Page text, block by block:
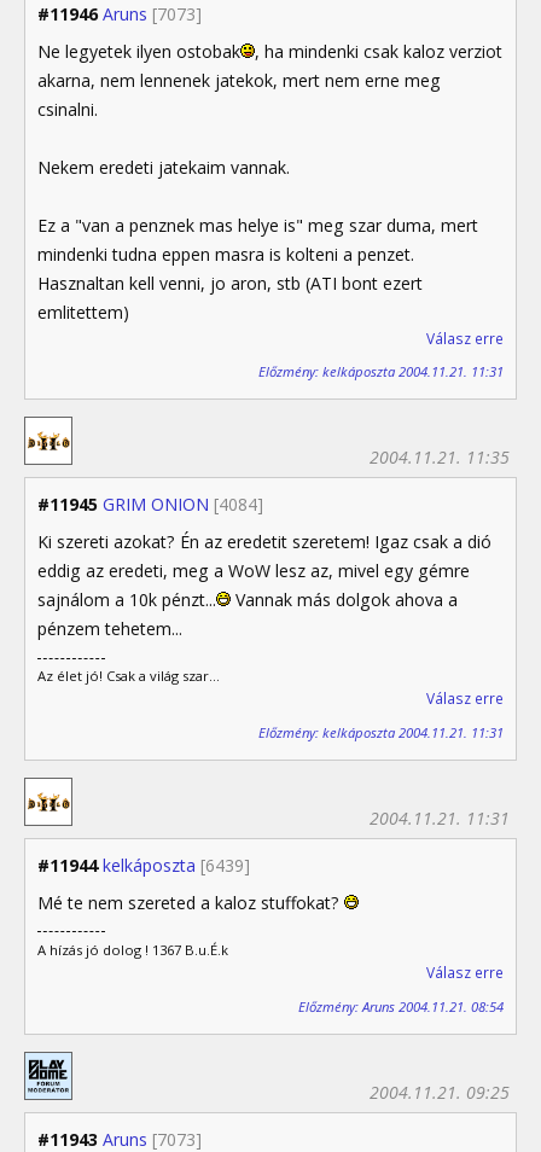
#11946 Aruns [7073]
Ne legyetek ilyen ostobak
, ha mindenki csak kaloz verziot
akarna, nem lennenek jatekok, mert nem erne meg
csinalni.
Nekem eredeti jatekaim vannak.
Ez a "van a penznek mas helye is" meg szar duma, mert
mindenki tudna eppen masra is kolteni a penzet.
Hasznaltan kell venni, jo aron, stb (ATI bont ezert
emlitettem)
Válasz erre
Előzmény: kelkáposzta 2004.11.21. 11:31
#11945 GRIM ONION [4084]
2004.11.21. 11:35
Ki szereti azokat? Én az eredetit szeretem! Igaz csak a dió
eddig az eredeti, meg a WoW lesz az, mivel egy gémre
sajnálom a 10k pénzt...
Vannak más dolgok ahova a
pénzem tehetem...
Az élet jó! Csak a világ szar...
Válasz erre
Előzmény: kelkáposzta 2004.11.21. 11:31
#11944 kelkáposzta [6439]
2004.11.21. 11:31
Mé te nem szereted a kaloz stuffokat?
A hízás jó dolog ! 1367 B.u.É.k
Válasz erre
Előzmény: Aruns 2004.11.21. 08:54
#11943 Aruns [7073]
2004.11.21. 09:25